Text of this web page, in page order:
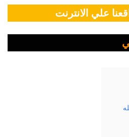
علي الانترنت